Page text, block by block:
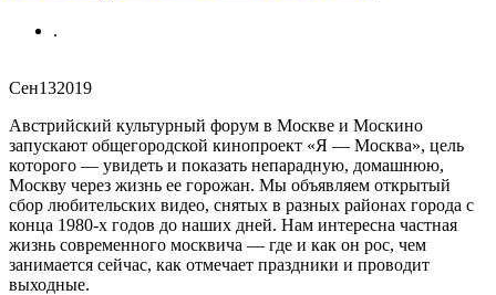
.
Сен132019
Австрийский культурный форум в Москве и Москино
запускают общегородской кинопроект «Я — Москва», цель
которого — увидеть и показать непарадную, домашнюю,
Москву через жизнь ее горожан. Мы объявляем открытый
сбор любительских видео, снятых в разных районах города с
конца 1980-х годов до наших дней. Нам интересна частная
жизнь современного москвича — где и как он рос, чем
занимается сейчас, как отмечает праздники и проводит
выходные.